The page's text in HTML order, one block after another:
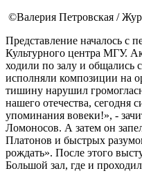
©Валерия Петровская /
Представление началось с
Культурного центра МГУ.
ходили по залу и общались
исполняли композиции на
тишину нарушил
нашего отечества, сегодня
упоминания вовеки!», -
Ломоносов. А затем он
Платонов и быстрых
рождать». После этого
Большой зал, где и